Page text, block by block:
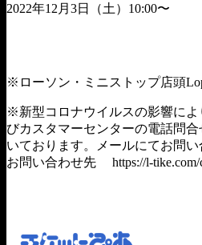
2022年12月3日（土）10:00〜
※ローソン・ミニストップ店頭
※新型コロナウイルスの影響によ
びカスタマーセンターの電話問
いております。メールにてお問い
お問い合わせ先 https://l-tike.com/